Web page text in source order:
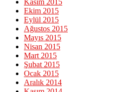
Kasım 2015
Ekim 2015
Eylül 2015
Ağustos 2015
Mayıs 2015
Nisan 2015
Mart 2015
Şubat 2015
Ocak 2015
Aralık 2014